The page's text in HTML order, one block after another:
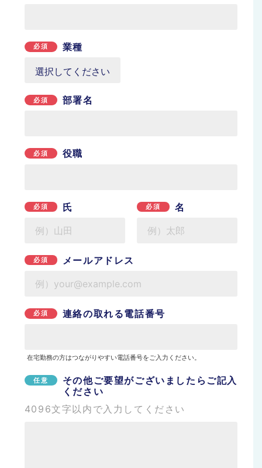
業種
必須
部署名
必須
役職
必須
氏
必須 名
必須
メールアドレス
必須
連絡の取れる電話番号
必須
在宅勤務の方はつながりやすい電話番号をご入力ください。
その他ご要望がございましたらご記入
ください
任意
4096文字以内で入力してください